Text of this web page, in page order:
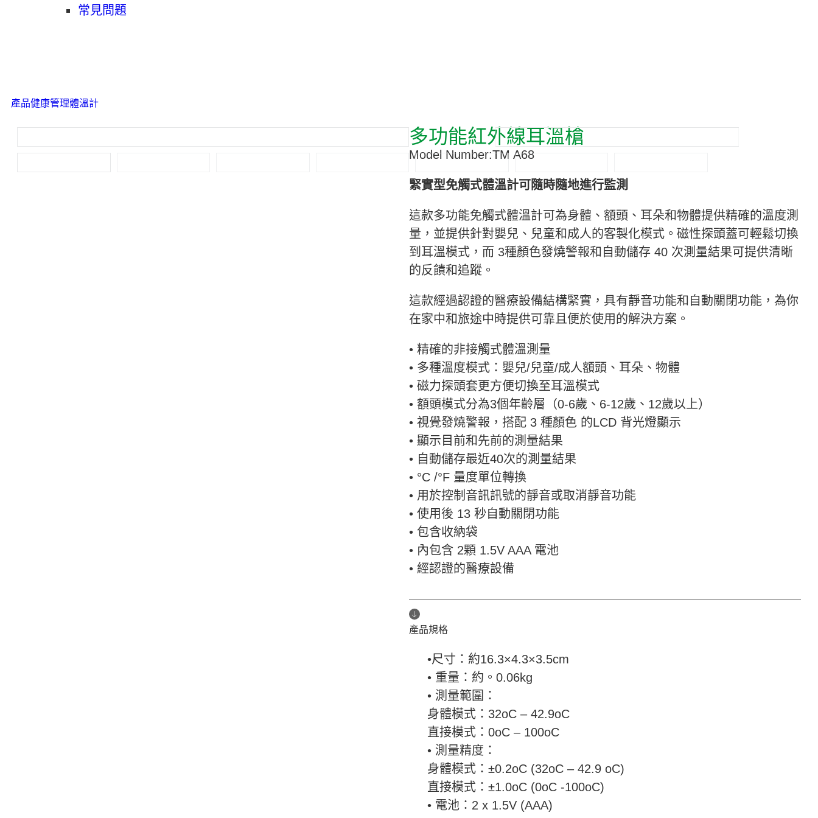
常見問題
產品健康管理體溫計
多功能紅外線耳溫槍
Model Number:TM A68
緊實型免觸式體溫計可隨時隨地進行監測
這款多功能免觸式體溫計可為身體、額頭、耳朵和物體提供精確的溫度測
量，並提供針對嬰兒、兒童和成人的客製化模式。磁性探頭蓋可輕鬆切換
到耳溫模式，而 3種顏色發燒警報和自動儲存 40 次測量結果可提供清晰
的反饋和追蹤。
這款經過認證的醫療設備結構緊實，具有靜音功能和自動關閉功能，為你
在家中和旅途中時提供可靠且便於使用的解決方案。
• 精確的非接觸式體溫測量
• 多種溫度模式：嬰兒/兒童/成人額頭、耳朵、物體
• 磁力探頭套更方便切換至耳溫模式
• 額頭模式分為3個年齡層（0-6歲、6-12歲、12歲以上）
• 視覺發燒警報，搭配 3 種顏色 的LCD 背光燈顯示
• 顯示目前和先前的測量結果
• 自動儲存最近40次的測量結果
• °C /°F 量度單位轉換
• 用於控制音訊訊號的靜音或取消靜音功能
• 使用後 13 秒自動關閉功能
• 包含收納袋
• 內包含 2顆 1.5V AAA 電池
• 經認證的醫療設備
產品規格
•尺寸：約16.3×4.3×3.5cm
• 重量：約。0.06kg
• 測量範圍：
身體模式：32oC – 42.9oC
直接模式：0oC – 100oC
• 測量精度：
身體模式：±0.2oC (32oC – 42.9 oC)
直接模式：±1.0oC (0oC -100oC)
• 電池：2 x 1.5V (AAA)